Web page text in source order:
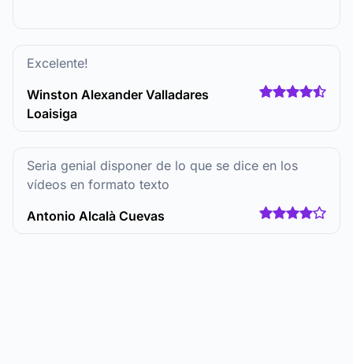
Excelente!
Winston Alexander Valladares
Loaisiga
Seria genial disponer de lo que se dice en los
vídeos en formato texto
Antonio Alcalà Cuevas